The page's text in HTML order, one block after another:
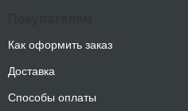
Как оформить заказ
Доставка
Способы оплаты